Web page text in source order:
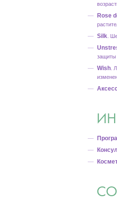
Rose
Silk.
защиты
Wish.